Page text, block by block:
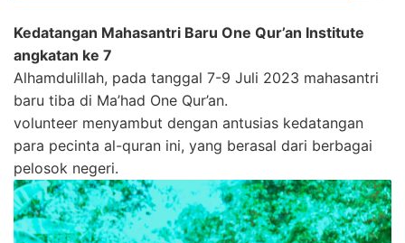
Kedatangan Mahasantri Baru One Qur’an Institute
angkatan ke 7
Alhamdulillah, pada tanggal 7-9 Juli 2023 mahasantri
baru tiba di Ma’had One Qur’an.
volunteer menyambut dengan antusias kedatangan
para pecinta al-quran ini, yang berasal dari berbagai
pelosok negeri.